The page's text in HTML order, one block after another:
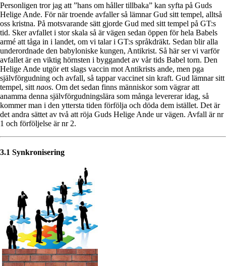
Personligen tror jag att ”hans om håller tillbaka” kan syfta på Guds
Helige Ande. För när troende avfaller så lämnar Gud sitt tempel, alltså
oss kristna. På motsvarande sätt gjorde Gud med sitt tempel på GT:s
tid. Sker avfallet i stor skala så är vägen sedan öppen för hela Babels
armé att tåga in i landet, om vi talar i GT:s språkdräkt. Sedan blir alla
underordnade den babyloniske kungen, Antikrist. Så här ser vi varför
avfallet är en viktig hörnsten i byggandet av vår tids Babel torn. Den
Helige Ande utgör ett slags vaccin mot Antikrists ande, men pga
självförgudning och avfall, så tappar vaccinet sin kraft. Gud lämnar sitt
tempel, sitt naos. Om det sedan finns människor som vägrar att
anamma denna självförgudningslära som många levererar idag, så
kommer man i den yttersta tiden förfölja och döda dem istället. Det är
det andra sättet av två att röja Guds Helige Ande ur vägen. Avfall är nr
1 och förföljelse är nr 2.
3.1 Synkronisering